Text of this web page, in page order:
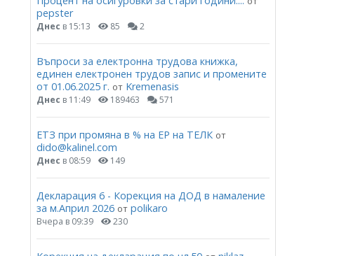
pepster
Днес в 15:13 85 2
Въпроси за електронна трудова книжка,
единен електронен трудов запис и промените
от 01.06.2025 г. от Kremenasis
Днес в 11:49 189463 571
ЕТЗ при промяна в % на ЕР на ТЕЛК от
dido@kalinel.com
Днес в 08:59 149
Декларация 6 - Корекция на ДОД в намаление
за м.Април 2026 от polikaro
Вчера в 09:39 230